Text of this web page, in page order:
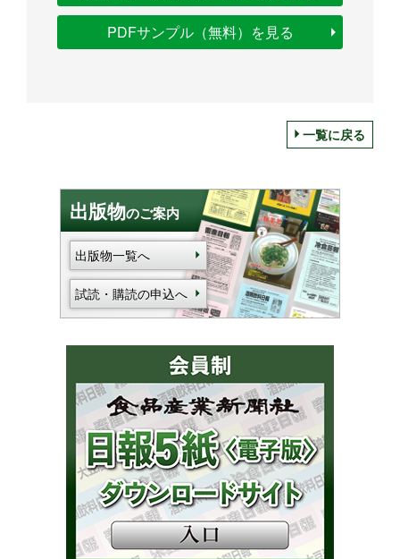
PDFサンプル（無料）を見る
一覧に戻る
出版物のご案内
出版物一覧へ
試読・購読の申込へ